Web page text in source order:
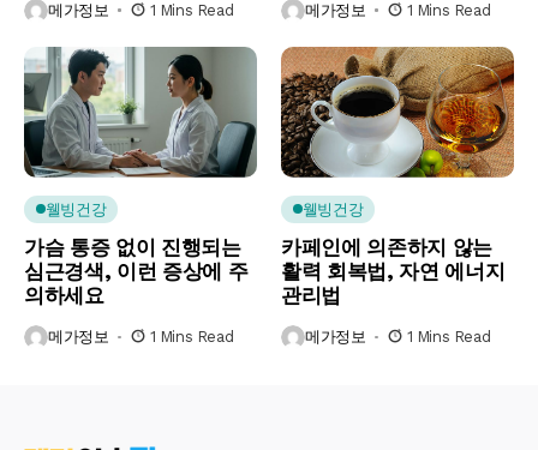
메가정보 1 Mins Read 메가정보 1 Mins Read
웰빙건강
가슴 통증 없이 진행되는
심근경색, 이런 증상에 주
의하세요
메가정보 1 Mins Read
웰빙건강
카페인에 의존하지 않는
활력 회복법, 자연 에너지
관리법
메가정보 1 Mins Read